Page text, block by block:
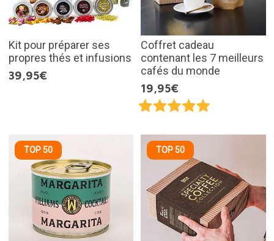
Kit pour préparer ses
propres thés et infusions
39,95€
Coffret cadeau
contenant les 7 meilleurs
cafés du monde
19,95€
TOP 50 TOP 50